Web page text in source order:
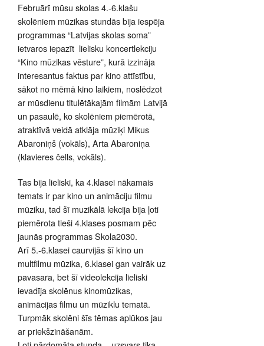
Februārī mūsu skolas 4.-6.klašu
skolēniem mūzikas stundās bija iespēja
programmas “Latvijas skolas soma”
ietvaros iepazīt lielisku koncertlekciju
“Kino mūzikas vēsture”, kurā izzināja
interesantus faktus par kino attīstību,
sākot no mēmā kino laikiem, noslēdzot
ar mūsdienu titulētākajām filmām Latvijā
un pasaulē, ko skolēniem piemērotā,
atraktīvā veidā atklāja mūziķi Mikus
Abaroniņš (vokāls), Arta Abaroniņa
(klavieres čells, vokāls).
Tas bija lieliski, ka 4.klasei nākamais
temats ir par kino un animāciju filmu
mūziku, tad šī muzikālā lekcija bija ļoti
piemērota tieši 4.klases posmam pēc
jaunās programmas Skola2030.
Arī 5.-6.klasei caurvijās šī kino un
multfilmu mūzika, 6.klasei gan vairāk uz
pavasara, bet šī videolekcija lieliski
ievadīja skolēnus kinomūzikas,
animācijas filmu un mūziklu tematā.
Turpmāk skolēni šīs tēmas aplūkos jau
ar priekšzināšanām.